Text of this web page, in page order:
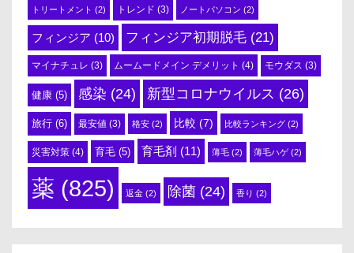
トリートメント (2) トレンド (3) ノートパソコン (2)
フィンジア (10) フィンジア初期脱毛 (21)
マイナチュレ (3) ムームードメイン デメリット (4) モウダス (3)
健康 (5) 感染 (24) 新型コロナウイルス (26)
旅行 (6) 最安値 (3) 格安 (2) 比較 (7) 比較ランキング (2)
災害対策 (4) 育毛 (5) 育毛剤 (11) 薄毛 (2) 薄毛ハゲ(2)
薬 (825) 返金 (2) 除菌 (24) 香り (2)